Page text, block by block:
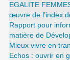
EGALITE
œuvre de l’index
Rapport pour
matière de
Mieux vivre en
Echos : ouvrir en